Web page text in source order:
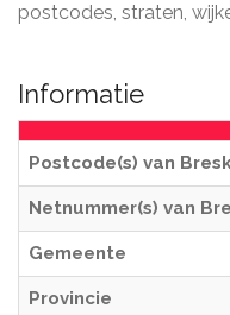
postcodes, straten,
Informatie
Postcode(s) van
Netnummer(s) van
Gemeente
Provincie